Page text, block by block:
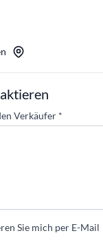
Verkäufer *
Sie mich per E-Mail